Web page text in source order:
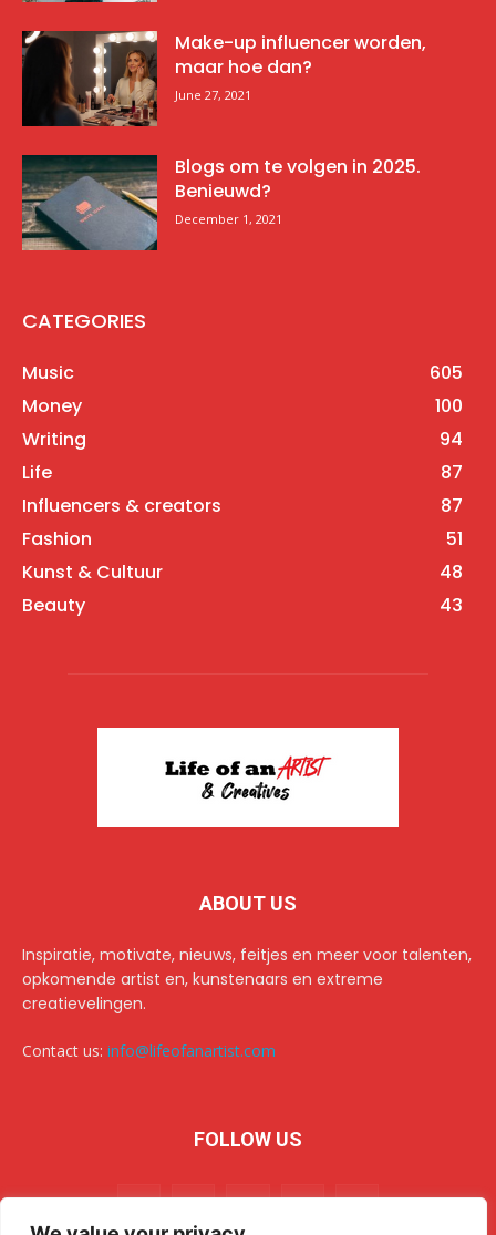
Make-up influencer worden,
maar hoe dan?
June 27, 2021
Blogs om te volgen in 2025.
Benieuwd?
December 1, 2021
CATEGORIES
Music
605
Money
100
Writing
94
Life
87
Influencers & creators
87
Fashion
51
Kunst & Cultuur
48
Beauty
43
ABOUT US
Inspiratie, motivate, nieuws, feitjes en meer voor talenten,
opkomende artist en, kunstenaars en extreme
creatievelingen.
Contact us: info@lifeofanartist.com
FOLLOW US